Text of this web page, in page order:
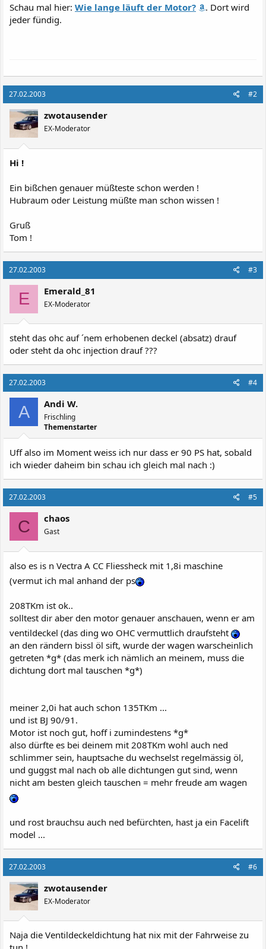
Schau mal hier: Wie lange läuft der Motor?
. Dort wird
jeder fündig.
27.02.2003 #2
zwotausender
EX-Moderator
Hi !
Ein bißchen genauer müßteste schon werden !
Hubraum oder Leistung müßte man schon wissen !
Gruß
Tom !
27.02.2003 #3
E Emerald_81
EX-Moderator
steht das ohc auf ´nem erhobenen deckel (absatz) drauf
oder steht da ohc injection drauf ???
27.02.2003 #4
A Andi W.
Frischling
Themenstarter
Uff also im Moment weiss ich nur dass er 90 PS hat, sobald
ich wieder daheim bin schau ich gleich mal nach :)
27.02.2003 #5
C chaos
Gast
also es is n Vectra A CC Fliessheck mit 1,8i maschine
(vermut ich mal anhand der ps
208TKm ist ok..
solltest dir aber den motor genauer anschauen, wenn er am
ventildeckel (das ding wo OHC vermuttlich draufsteht
an den rändern bissl öl sift, wurde der wagen warscheinlich
getreten *g* (das merk ich nämlich an meinem, muss die
dichtung dort mal tauschen *g*)
meiner 2,0i hat auch schon 135TKm ...
und ist BJ 90/91.
Motor ist noch gut, hoff i zumindestens *g*
also dürfte es bei deinem mit 208TKm wohl auch ned
schlimmer sein, hauptsache du wechselst regelmässig öl,
und guggst mal nach ob alle dichtungen gut sind, wenn
nicht am besten gleich tauschen = mehr freude am wagen
und rost brauchsu auch ned befürchten, hast ja ein Facelift
model ...
27.02.2003 #6
zwotausender
EX-Moderator
Naja die Ventildeckeldichtung hat nix mit der Fahrweise zu